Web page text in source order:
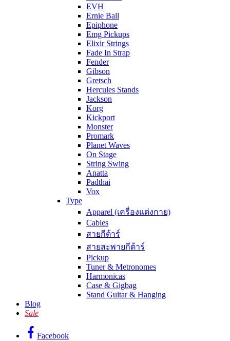
EVH
Ernie Ball
Epiphone
Emg Pickups
Elixir Strings
Fade In Strap
Fender
Gibson
Gretsch
Hercules Stands
Jackson
Korg
Kickport
Monster
Promark
Planet Waves
On Stage
String Swing
Anatta
Padthai
Vox
Type
Apparel (เครื่องแต่งกาย)
Cables
สายกีต้าร์
สายสะพายกีต้าร์
Pickup
Tuner & Metronomes
Harmonicas
Case & Gigbag
Stand Guitar & Hanging
Blog
Sale
Facebook